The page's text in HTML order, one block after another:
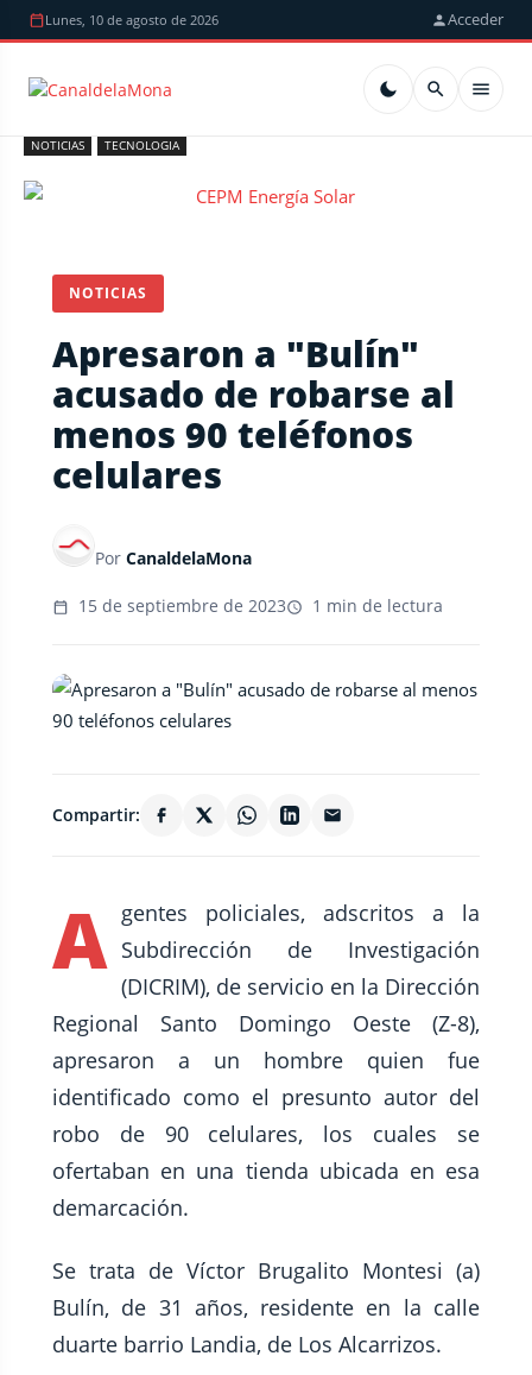
Lunes, 10 de agosto de 2026 Acceder
NOTICIAS TECNOLOGIA
NOTICIAS
Apresaron a "Bulín"
acusado de robarse al
menos 90 teléfonos
celulares
Por CanaldelaMona
15 de septiembre de 2023 1 min de lectura
Compartir:
A gentes policiales, adscritos a la
Subdirección de Investigación
(DICRIM), de servicio en la Dirección
Regional Santo Domingo Oeste (Z-8),
apresaron a un hombre quien fue
identificado como el presunto autor del
robo de 90 celulares, los cuales se
ofertaban en una tienda ubicada en esa
demarcación.
Se trata de Víctor Brugalito Montesi (a)
Bulín, de 31 años, residente en la calle
duarte barrio Landia, de Los Alcarrizos.